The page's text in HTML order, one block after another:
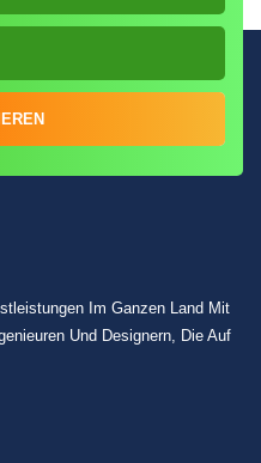
Im Ganzen Land Mit
Und Designern, Die Auf